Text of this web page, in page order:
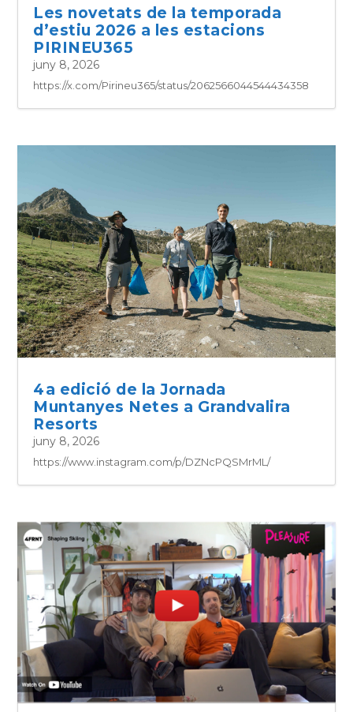
Les novetats de la temporada
d’estiu 2026 a les estacions
PIRINEU365
juny 8, 2026
https://x.com/Pirineu365/status/2062566044544434358
4a edició de la Jornada
Muntanyes Netes a Grandvalira
Resorts
juny 8, 2026
https://www.instagram.com/p/DZNcPQSMrML/